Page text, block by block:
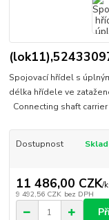
Spojovací hřídel s
délka hřídele ve
Connecting shaft
Dostupnost
11 486,00 CZK/
9 492,56 CZK bez DPH